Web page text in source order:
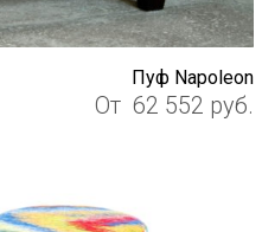
Пуф Napoleon
От 62 552 руб.